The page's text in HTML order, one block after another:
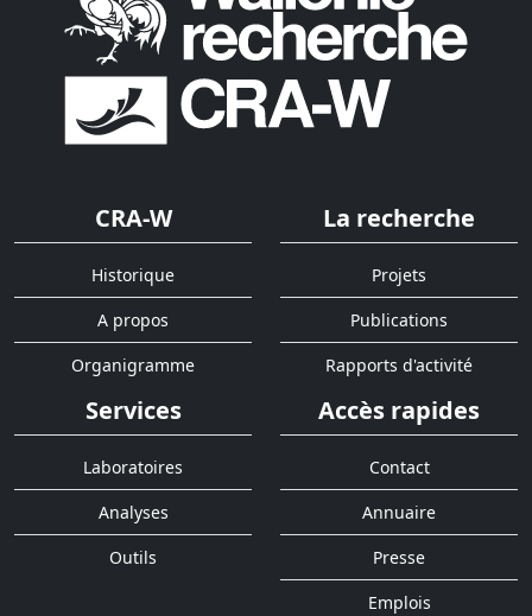
CRA-W
Historique
A propos
Organigramme
La recherche
Projets
Publications
Rapports d'activité
Services
Laboratoires
Analyses
Outils
Accès rapides
Contact
Annuaire
Presse
Emplois